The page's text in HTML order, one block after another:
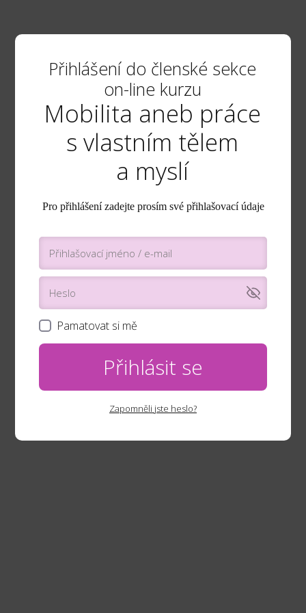
Přihlášení do členské sekce
on-line kurzu
Mobilita aneb práce
s vlastním tělem
a myslí
Pro přihlášení zadejte prosím své přihlašovací údaje
Pamatovat si mě
Přihlásit se
Zapomněli jste heslo?